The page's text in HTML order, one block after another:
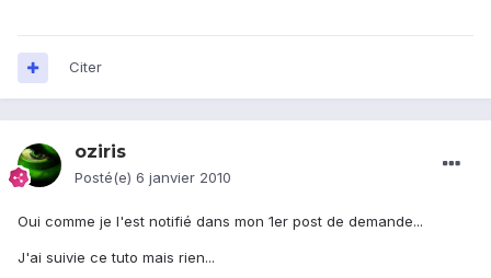
Citer
oziris
Posté(e) 6 janvier 2010
Oui comme je l'est notifié dans mon 1er post de demande...
J'ai suivie ce tuto mais rien...